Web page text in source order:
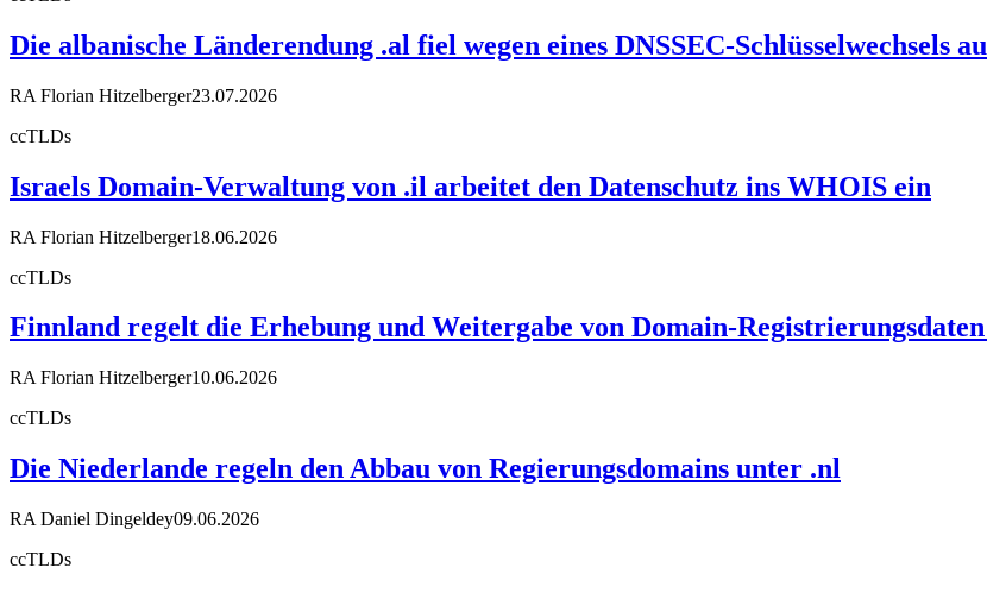
Die albanische Länderendung .al fiel wegen eines DNSSEC-Schlüsselwechsels
RA Florian Hitzelberger23.07.2026
ccTLDs
Israels Domain-Verwaltung von .il arbeitet den Datenschutz ins WHOIS ein
RA Florian Hitzelberger18.06.2026
ccTLDs
Finnland regelt die Erhebung und Weitergabe von Domain-Registrierungsdaten
RA Florian Hitzelberger10.06.2026
ccTLDs
Die Niederlande regeln den Abbau von Regierungsdomains unter .nl
RA Daniel Dingeldey09.06.2026
ccTLDs